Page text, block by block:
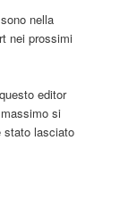
nella
nei prossimi
editor
si
stato lasciato